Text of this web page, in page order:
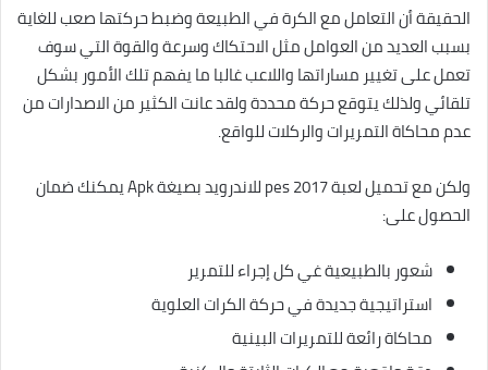
الحقيقة أن التعامل مع الكرة في الطبيعة وضبط حركتها صعب للغاية
بسبب العديد من العوامل مثل الاحتكاك وسرعة والقوة التي سوف
تعمل على تغيير مساراتها واللاعب غالبا ما يفهم تلك الأمور بشكل
تلقائي ولذلك يتوقع حركة محددة ولقد عانت الكثير من الاصدارات من
عدم محاكاة التمريرات والركلات للواقع.
ولكن مع تحميل لعبة pes 2017 للاندرويد بصيغة Apk يمكنك ضمان
الحصول على:
شعور بالطبيعية غي كل إجراء للتمرير
استراتيجية جديدة في حركة الكرات العلوية
محاكاة رائعة للتمريرات البينية